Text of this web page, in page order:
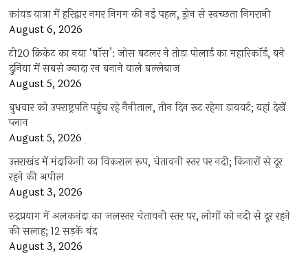
कांवड़ यात्रा में हरिद्वार नगर निगम की नई पहल, ड्रोन से स्वच्छता निगरानी
August 6, 2026
टी20 क्रिकेट का नया ‘बॉस’: जोस बटलर ने तोड़ा पोलार्ड का महारिकॉर्ड, बने
दुनिया में सबसे ज्यादा रन बनाने वाले बल्लेबाज
August 5, 2026
बुधवार को उपराष्ट्रपति पहुंच रहे नैनीताल, तीन दिन रूट रहेगा डायवर्ट; यहां देखें
प्‍लान
August 5, 2026
उत्तराखंड में मंदाकिनी का विकराल रूप, चेतावनी स्तर पर नदी; किनारों से दूर
रहने की अपील
August 3, 2026
रुद्रप्रयाग में अलकनंदा का जलस्तर चेतावनी स्तर पर, लोगों को नदी से दूर रहने
की सलाह; 12 सड़कें बंद
August 3, 2026